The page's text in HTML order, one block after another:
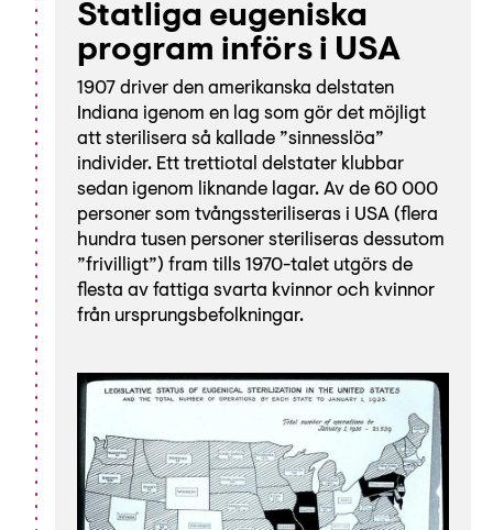
Statliga eugeniska
program införs i USA
1907 driver den amerikanska delstaten
Indiana igenom en lag som gör det möjligt
att sterilisera så kallade ”sinnesslöa”
individer. Ett trettiotal delstater klubbar
sedan igenom liknande lagar. Av de 60 000
personer som tvångssteriliseras i USA (flera
hundra tusen personer steriliseras dessutom
”frivilligt”) fram tills 1970-talet utgörs de
flesta av fattiga svarta kvinnor och kvinnor
från ursprungsbefolkningar.